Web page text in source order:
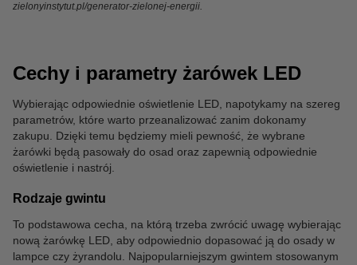
zielonyinstytut.pl/generator-zielonej-energii.
Cechy i parametry żarówek LED
Wybierając odpowiednie oświetlenie LED, napotykamy na szereg
parametrów, które warto przeanalizować zanim dokonamy
zakupu. Dzięki temu będziemy mieli pewność, że wybrane
żarówki będą pasowały do osad oraz zapewnią odpowiednie
oświetlenie i nastrój.
Rodzaje gwintu
To podstawowa cecha, na którą trzeba zwrócić uwagę wybierając
nową żarówkę LED, aby odpowiednio dopasować ją do osady w
lampce czy żyrandolu. Najpopularniejszym gwintem stosowanym